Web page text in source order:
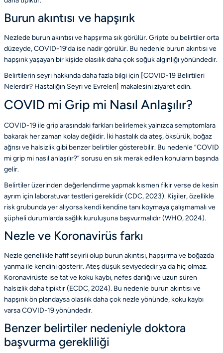
Burun akıntısı ve hapşırık
Nezlede burun akıntısı ve hapşırma sık görülür. Gripte bu belirtiler orta
düzeyde, COVID-19’da ise nadir görülür. Bu nedenle burun akıntısı ve
hapşırık yaşayan bir kişide olasılık daha çok soğuk algınlığı yönündedir.
Belirtilerin seyri hakkında daha fazla bilgi için [COVID-19 Belirtileri
Nelerdir? Hastalığın Seyri ve Evreleri] makalesini ziyaret edin.
COVID mi Grip mi Nasıl Anlaşılır?
COVID-19 ile grip arasındaki farkları belirlemek yalnızca semptomlara
bakarak her zaman kolay değildir. İki hastalık da ateş, öksürük, boğaz
ağrısı ve halsizlik gibi benzer belirtiler gösterebilir. Bu nedenle “COVID
mi grip mi nasıl anlaşılır?” sorusu en sık merak edilen konuların başında
gelir.
Belirtiler üzerinden değerlendirme yapmak kısmen fikir verse de kesin
ayrım için laboratuvar testleri gereklidir (CDC, 2023). Kişiler, özellikle
risk grubunda yer alıyorsa kendi kendine tanı koymaya çalışmamalı ve
şüpheli durumlarda sağlık kuruluşuna başvurmalıdır (WHO, 2024).
Nezle ve Koronavirüs farkı
Nezle genellikle hafif seyirli olup burun akıntısı, hapşırma ve boğazda
yanma ile kendini gösterir. Ateş düşük seviyededir ya da hiç olmaz.
Koronavirüste ise tat ve koku kaybı, nefes darlığı ve uzun süren
halsizlik daha tipiktir (ECDC, 2024). Bu nedenle burun akıntısı ve
hapşırık ön plandaysa olasılık daha çok nezle yönünde, koku kaybı
varsa COVID-19 yönündedir.
Benzer belirtiler nedeniyle doktora
başvurma gerekliliği